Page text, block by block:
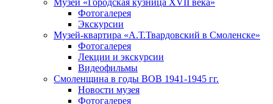
Музей «Городская кузница XVII века»
Фотогалерея
Экскурсии
Музей-квартира «А.Т.Твардовский в Смоленске»
Фотогалерея
Лекции и экскурсии
Видеофильмы
Смоленщина в годы ВОВ 1941-1945 гг.
Новости музея
Фотогалерея